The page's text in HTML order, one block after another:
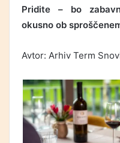
Pridite – bo
okusno ob
Avtor: Arhiv Term